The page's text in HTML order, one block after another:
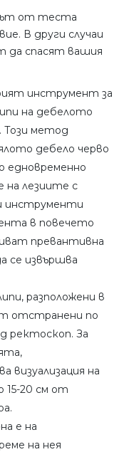
от теста
В други случаи
да спасят вашия
инструмент за
на дебелото
Този метод
дебело черво
едновременно
на лезиите с
инструменти
в повечето
превантивна
се извършва
разположени в
отстранени по
ректоскоп. За
визуализация на
15-20 см от
е на
на нея